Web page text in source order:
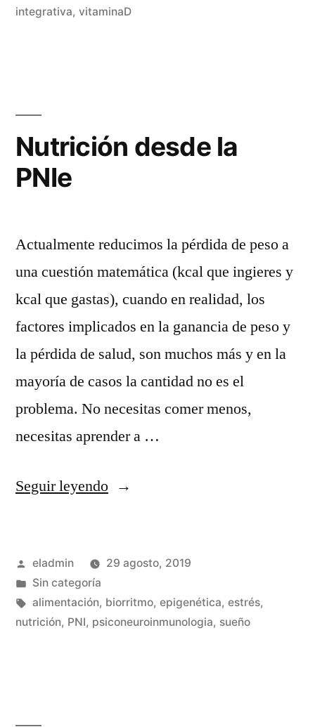
de
integrativa, vitaminaD
Nutrición desde la
PNIe
Actualmente reducimos la pérdida de peso a
una cuestión matemática (kcal que ingieres y
kcal que gastas), cuando en realidad, los
factores implicados en la ganancia de peso y
la pérdida de salud, son muchos más y en la
mayoría de casos la cantidad no es el
problema. No necesitas comer menos,
necesitas aprender a …
Seguir leyendo«Nutrición
PNIe»
Publicado
por
eladmin
29 agosto, 2019
Publicado
en
Sin categoría
Etiquetas:
alimentación, biorritmo, epigenética, estrés,
nutrición, PNI, psiconeuroinmunologia, sueño